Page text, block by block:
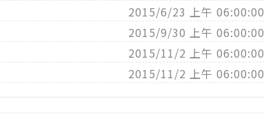
2015/6/23 上午 06:00:00
2015/9/30 上午 06:00:00
2015/11/2 上午 06:00:00
2015/11/2 上午 06:00:00